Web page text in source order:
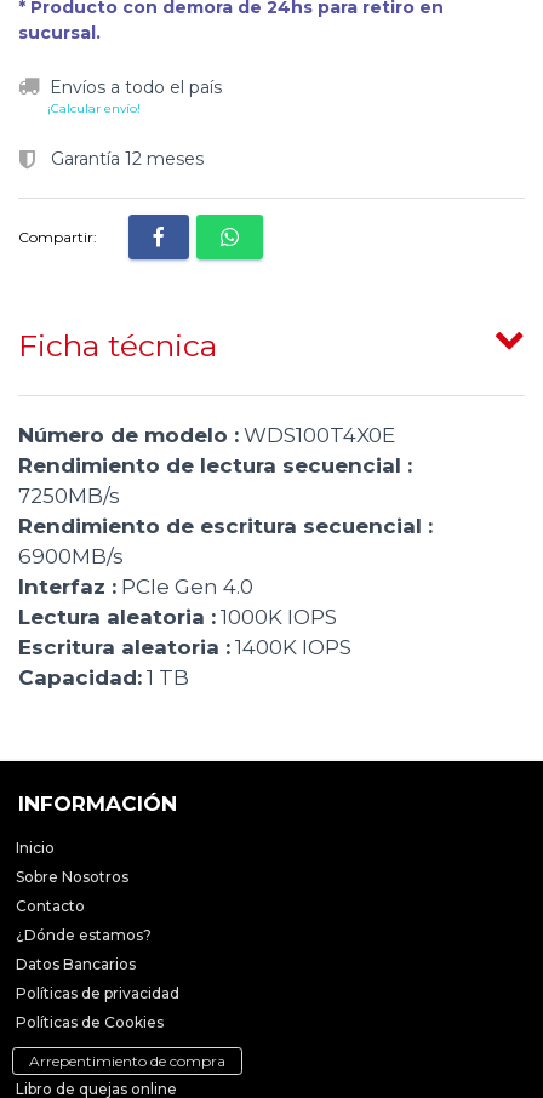
* Producto con demora de 24hs para retiro en
sucursal.
Envíos a todo el país
¡Calcular envío!
Garantía 12 meses
Compartir:
Ficha técnica
Número de modelo : WDS100T4X0E
Rendimiento de lectura secuencial :
7250MB/s
Rendimiento de escritura secuencial :
6900MB/s
Interfaz : PCIe Gen 4.0
Lectura aleatoria : 1000K IOPS
Escritura aleatoria : 1400K IOPS
Capacidad: 1 TB
INFORMACIÓN
Inicio
Sobre Nosotros
Contacto
¿Dónde estamos?
Datos Bancarios
Políticas de privacidad
Políticas de Cookies
Arrepentimiento de compra
Libro de quejas online